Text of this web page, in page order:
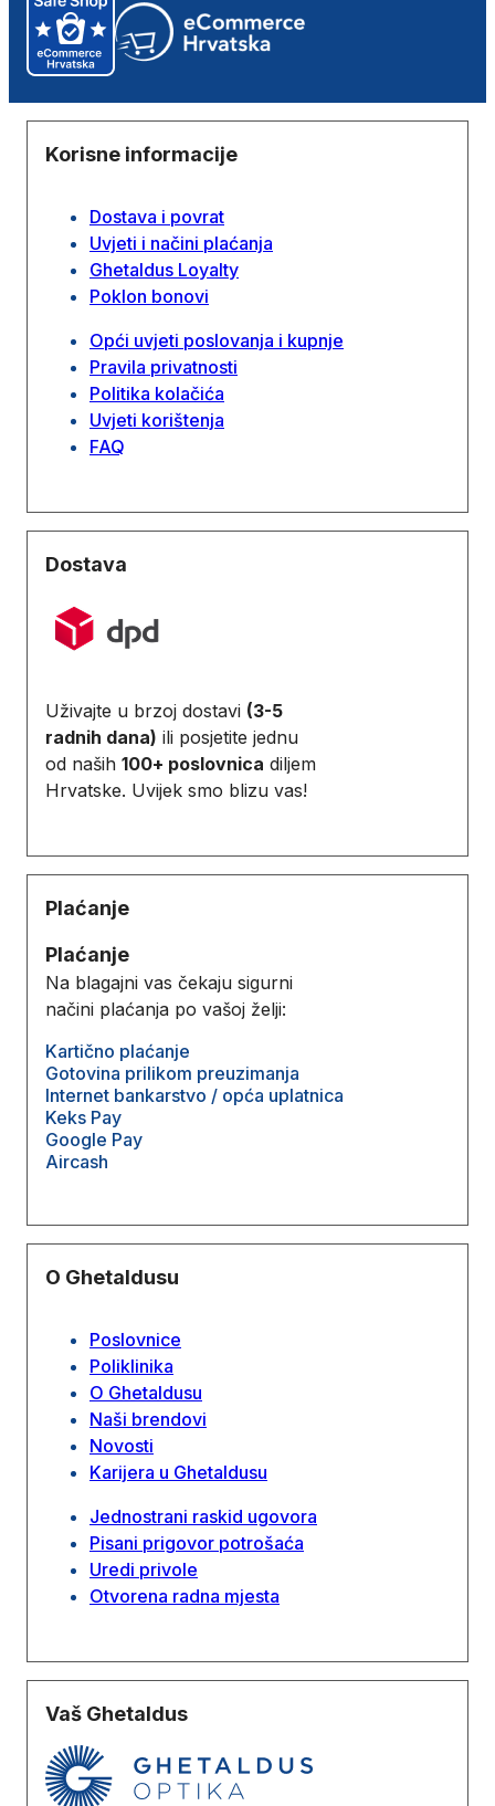
Korisne informacije
Dostava i povrat
Uvjeti i načini plaćanja
Ghetaldus Loyalty
Poklon bonovi
Opći uvjeti poslovanja i kupnje
Pravila privatnosti
Politika kolačića
Uvjeti korištenja
FAQ
Dostava
Uživajte u brzoj dostavi (3-5
radnih dana) ili posjetite jednu
od naših 100+ poslovnica diljem
Hrvatske. Uvijek smo blizu vas!
Plaćanje
Plaćanje
Na blagajni vas čekaju sigurni
načini plaćanja po vašoj želji:
Kartično plaćanje
Gotovina prilikom preuzimanja
Internet bankarstvo / opća uplatnica
Keks Pay
Google Pay
Aircash
O Ghetaldusu
Poslovnice
Poliklinika
O Ghetaldusu
Naši brendovi
Novosti
Karijera u Ghetaldusu
Jednostrani raskid ugovora
Pisani prigovor potrošaća
Uredi privole
Otvorena radna mjesta
Vaš Ghetaldus